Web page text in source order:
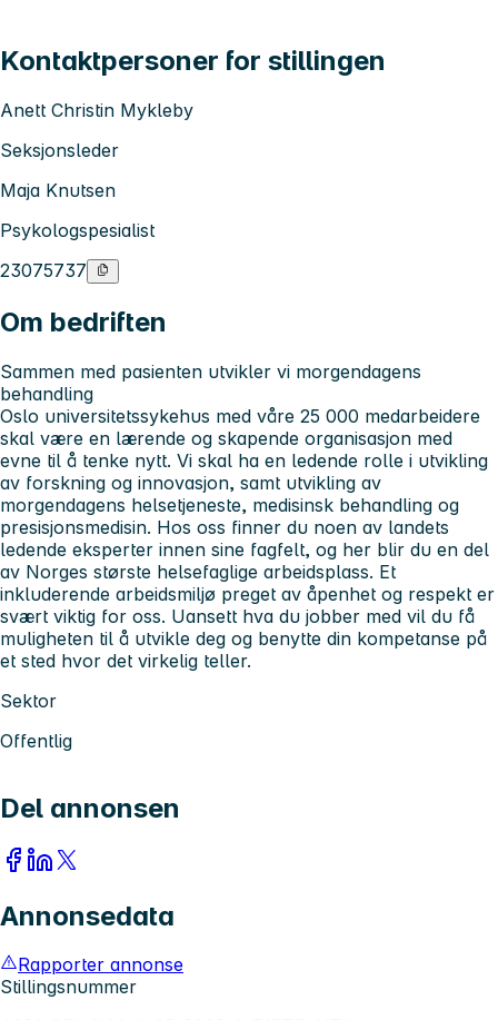
Kontaktpersoner for stillingen
Anett Christin Mykleby
Seksjonsleder
Maja Knutsen
Psykologspesialist
23075737
Om bedriften
Sammen med pasienten utvikler vi morgendagens
behandling
Oslo universitetssykehus med våre 25 000 medarbeidere
skal være en lærende og skapende organisasjon med
evne til å tenke nytt. Vi skal ha en ledende rolle i utvikling
av forskning og innovasjon, samt utvikling av
morgendagens helsetjeneste, medisinsk behandling og
presisjonsmedisin. Hos oss finner du noen av landets
ledende eksperter innen sine fagfelt, og her blir du en del
av Norges største helsefaglige arbeidsplass. Et
inkluderende arbeidsmiljø preget av åpenhet og respekt er
svært viktig for oss. Uansett hva du jobber med vil du få
muligheten til å utvikle deg og benytte din kompetanse på
et sted hvor det virkelig teller.
Sektor
Offentlig
Del annonsen
Annonsedata
Rapporter annonse
Stillingsnummer